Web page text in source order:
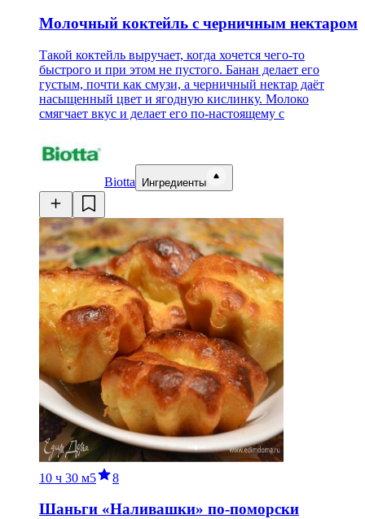
Молочный коктейль с черничным нектаром
Такой коктейль выручает, когда хочется чего-то
быстрого и при этом не пустого. Банан делает его
густым, почти как смузи, а черничный нектар даёт
насыщенный цвет и ягодную кислинку. Молоко
смягчает вкус и делает его по-настоящему с
Biotta Ингредиенты
10 ч 30 м5 8
Шаньги «Наливашки» по-поморски